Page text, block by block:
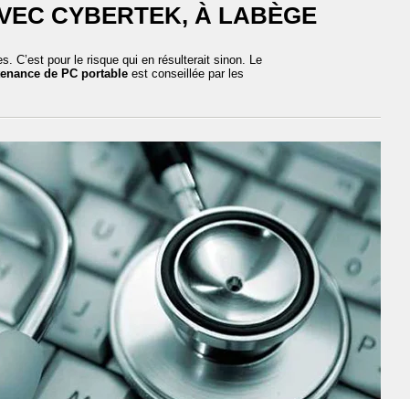
CYBERTEK, À LABÈGE
C’est pour le risque qui en résulterait sinon. Le
de PC portable est conseillée par les